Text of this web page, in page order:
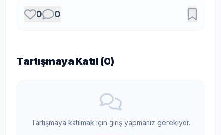
0 0
Tartışmaya Katıl (0)
Tartışmaya katılmak için giriş yapmanız gerekiyor.